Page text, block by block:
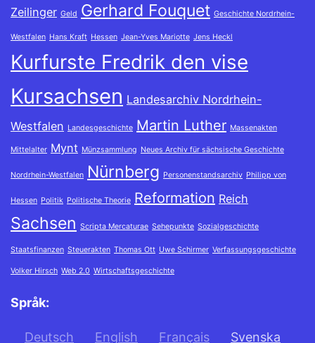
Zeilinger Geld Gerhard Fouquet Geschichte Nordrhein-
Westfalen Hans Kraft Hessen Jean-Yves Mariotte Jens Heckl
Kurfurste Fredrik den vise
Kursachsen Landesarchiv Nordrhein-
Westfalen Landesgeschichte Martin Luther Massenakten
Mittelalter Mynt Münzsammlung Neues Archiv für sächsische Geschichte
Nordrhein-Westfalen Nürnberg Personenstandsarchiv Philipp von
Hessen Politik Politische Theorie Reformation Reich
Sachsen Scripta Mercaturae Sehepunkte Sozialgeschichte
Staatsfinanzen Steuerakten Thomas Ott Uwe Schirmer Verfassungsgeschichte
Volker Hirsch Web 2.0 Wirtschaftsgeschichte
Språk:
Deutsch English Français Svenska